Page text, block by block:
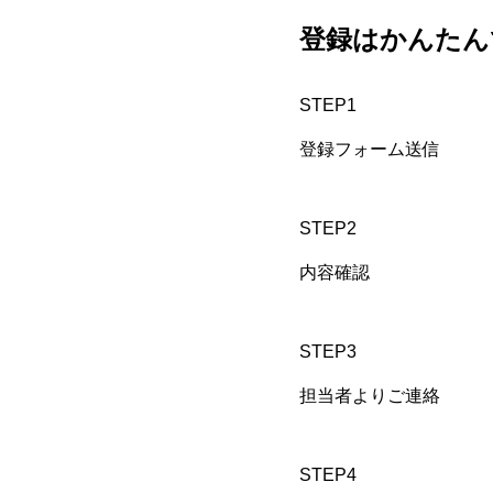
登録はかんた
STEP1
登録フォーム送信
STEP2
内容確認
STEP3
担当者よりご連絡
STEP4